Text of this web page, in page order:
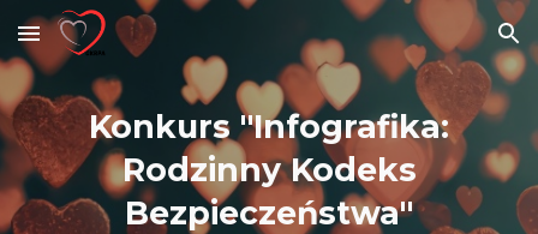
Skip to main content Skip to navigation
Konkurs "Infografika:
Rodzinny Kodeks
Bezpieczeństwa"